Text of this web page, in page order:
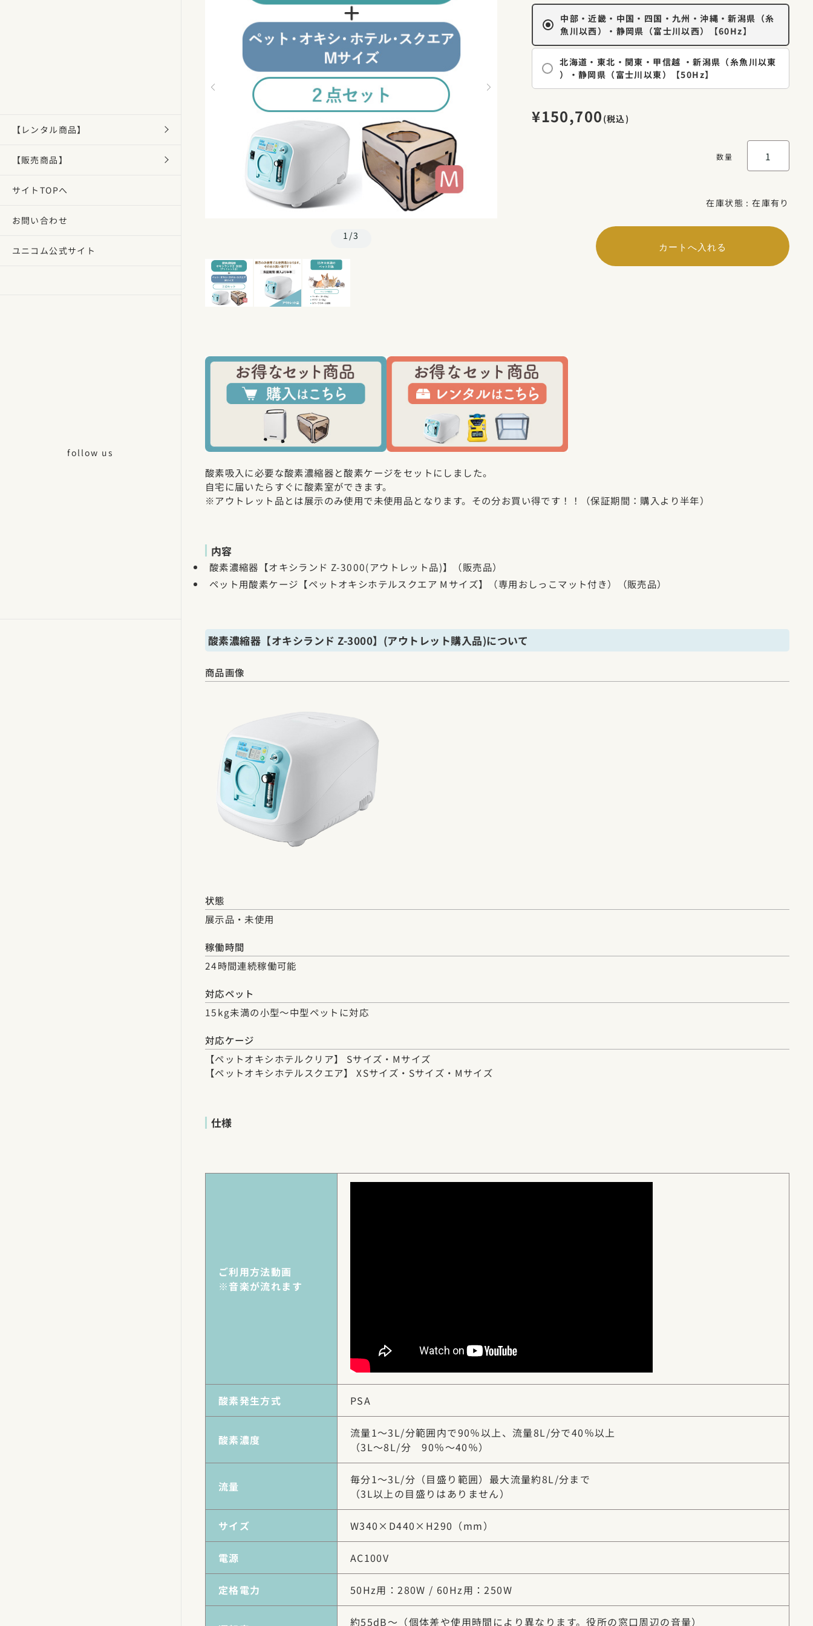
【レンタル商品】
【販売商品】
サイトTOPへ
お問い合わせ
ユニコム公式サイト
follow us
1/3
中部・近畿・中国・四国・九州・沖縄・新潟県（糸
魚川以西）・静岡県（富士川以西）【60Hz】
北海道・東北・関東・甲信越 ・新潟県（糸魚川以東
）・静岡県（富士川以東）【50Hz】
在庫状態 :在庫有り
¥150,700 (税込)
数量
酸素吸入に必要な酸素濃縮器と酸素ケージをセットにしました。
自宅に届いたらすぐに酸素室ができます。
※アウトレット品とは展示のみ使用で未使用品となります。その分お買い得です！！（保証期間：購入より半年）
内容
酸素濃縮器【オキシランド Z-3000(アウトレット品)】（販売品）
ペット用酸素ケージ【ペットオキシホテルスクエア Mサイズ】（専用おしっこマット付き）（販売品）
酸素濃縮器【オキシランド Z-3000】(アウトレット購入品)について
商品画像
状態
展示品・未使用
稼働時間
24時間連続稼働可能
対応ペット
15kg未満の小型〜中型ペットに対応
対応ケージ
【ペットオキシホテルクリア】 Sサイズ・Mサイズ
【ペットオキシホテルスクエア】 XSサイズ・Sサイズ・Mサイズ
仕様
ご利用方法動画
※音楽が流れます
酸素発生方式 PSA
酸素濃度
流量1～3L/分範囲内で90％以上、流量8L/分で40％以上
（3L～8L/分 90％～40％）
流量
毎分1～3L/分（目盛り範囲）最大流量約8L/分まで
（3L以上の目盛りはありません）
サイズ W340×D440×H290（mm）
電源 AC100V
定格電力 50Hz用：280W / 60Hz用：250W
約55dB～（個体差や使用時間により異なります。役所の窓口周辺の音量）